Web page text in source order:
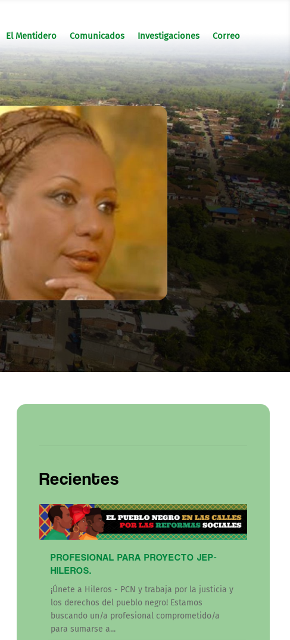
El Mentidero Comunicados Investigaciones Correo
Recientes
PROFESIONAL PARA PROYECTO JEP-
HILEROS.
¡Únete a Hileros - PCN y trabaja por la justicia y
los derechos del pueblo negro! Estamos
buscando un/a profesional comprometido/a
para sumarse a...